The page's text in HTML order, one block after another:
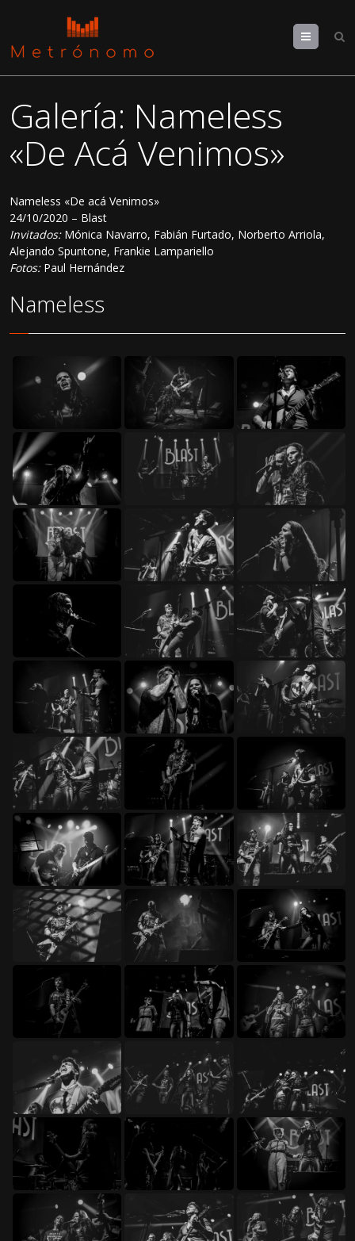
Menu
Galería: Nameless
«De Acá Venimos»
Nameless «De acá Venimos»
24/10/2020 – Blast
Invitados:Mónica Navarro, Fabián Furtado, Norberto Arriola,
Alejando Spuntone, Frankie Lampariello
Fotos:Paul Hernández
Nameless